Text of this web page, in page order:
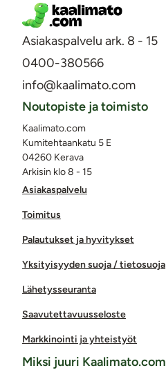
Asiakaspalvelu ark. 8 - 15
0400-380566
info@kaalimato.com
Asiakaspalvelu
Toimitus
Palautukset ja hyvitykset
Yksityisyyden suoja / tietosuoja
Lähetysseuranta
Saavutettavuusseloste
Markkinointi ja yhteistyöt
Noutopiste ja toimisto
Kaalimato.com
Kumitehtaankatu 5 E
04260 Kerava
Arkisin klo 8 - 15
Miksi juuri Kaalimato.com